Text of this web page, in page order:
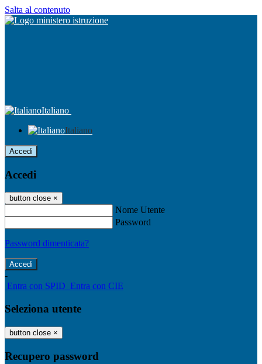
Salta al contenuto
Italiano
Italiano
Accedi
Accedi
button close ×
Nome Utente
Password
Password dimenticata?
-
Entra con SPID Entra con CIE
Seleziona utente
button close ×
Recupero password